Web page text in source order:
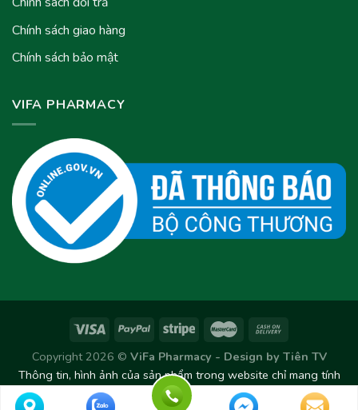
Chính sách giao hàng
Chính sách bảo mật
VIFA PHARMACY
Copyright 2026 © ViFa Pharmacy - Design by Tiên TV
Thông tin, hình ảnh của sản phẩm trong website chỉ mang tính
chất tham khảo. Sản phẩm thực tế có thể thay đổi/chênh lệch